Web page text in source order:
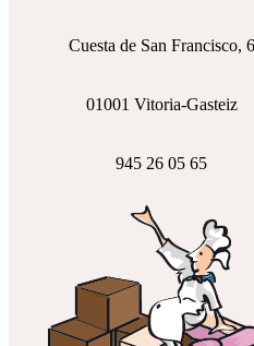
Cuesta de San Francisco, 6
01001 Vitoria-Gasteiz
945 26 05 65